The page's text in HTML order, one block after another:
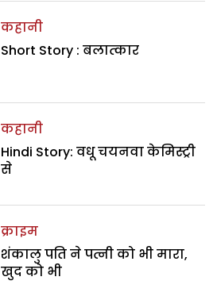
कहानी
Short Story : बलात्कार
कहानी
Hindi Story: वधू चयनवा केमिस्ट्री
से
क्राइम
शंकालु पति ने पत्नी को भी मारा,
खुद को भी